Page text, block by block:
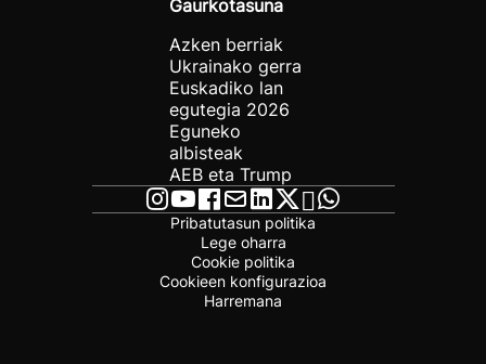
Gaurkotasuna
Azken berriak
Ukrainako gerra
Euskadiko lan
egutegia 2026
Eguneko
albisteak
AEB eta Trump
Pribatutasun politika
Lege oharra
Cookie politika
Cookieen konfigurazioa
Harremana